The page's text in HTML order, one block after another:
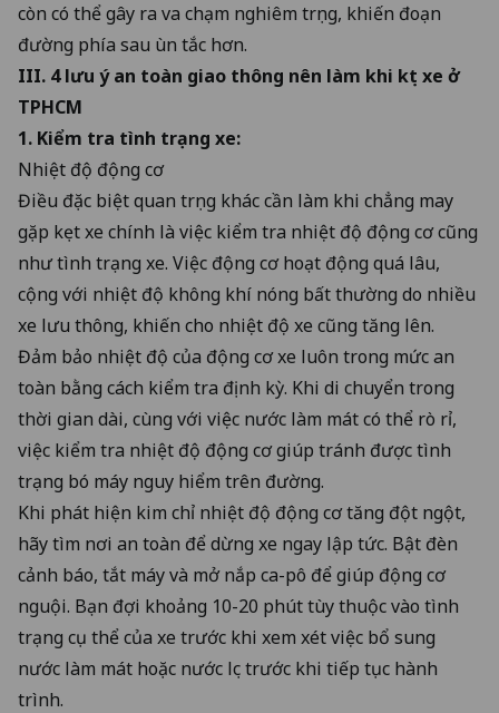
còn có thể gây ra va chạm nghiêm trọng, khiến đoạn
đường phía sau ùn tắc hơn.
III. 4 lưu ý an toàn giao thông nên làm khi kẹt xe ở
TPHCM
1. Kiểm tra tình trạng xe:
Nhiệt độ động cơ
Điều đặc biệt quan trọng khác cần làm khi chẳng may
gặp kẹt xe chính là việc kiểm tra nhiệt độ động cơ cũng
như tình trạng xe. Việc động cơ hoạt động quá lâu,
cộng với nhiệt độ không khí nóng bất thường do nhiều
xe lưu thông, khiến cho nhiệt độ xe cũng tăng lên.
Đảm bảo nhiệt độ của động cơ xe luôn trong mức an
toàn bằng cách kiểm tra định kỳ. Khi di chuyển trong
thời gian dài, cùng với việc nước làm mát có thể rò rỉ,
việc kiểm tra nhiệt độ động cơ giúp tránh được tình
trạng bó máy nguy hiểm trên đường.
Khi phát hiện kim chỉ nhiệt độ động cơ tăng đột ngột,
hãy tìm nơi an toàn để dừng xe ngay lập tức. Bật đèn
cảnh báo, tắt máy và mở nắp ca-pô để giúp động cơ
nguội. Bạn đợi khoảng 10-20 phút tùy thuộc vào tình
trạng cụ thể của xe trước khi xem xét việc bổ sung
nước làm mát hoặc nước lọc trước khi tiếp tục hành
trình.